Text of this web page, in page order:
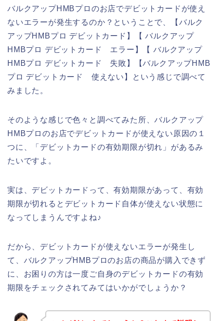
バルクアップHMBプロのお店でデビットカードが使え
ないエラーが発生するのか？ということで、【バルク
アップHMBプロ デビットカード】【 バルクアップ
HMBプロ デビットカード エラー】【 バルクアップ
HMBプロ デビットカード 失敗】【バルクアップHMB
プロ デビットカード 使えない】という感じで調べて
みました。
そのような感じで色々と調べてみた所、バルクアップ
HMBプロのお店でデビットカードが使えない原因の１
つに、「デビットカードの有効期限が切れ」があるみ
たいですよ。
実は、デビットカードって、有効期限があって、有効
期限が切れるとデビットカード自体が使えない状態に
なってしまうんですよね♪
だから、デビットカードが使えないエラーが発生し
て、バルクアップHMBプロのお店の商品が購入できず
に、お困りの方は一度ご自身のデビットカードの有効
期限をチェックされてみてはいかがでしょうか？